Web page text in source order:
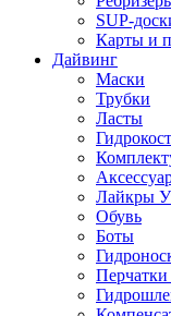
SUP-
Карты и
Дайвинг
Маски
Трубки
Ласты
Лайкры
Обувь
Боты